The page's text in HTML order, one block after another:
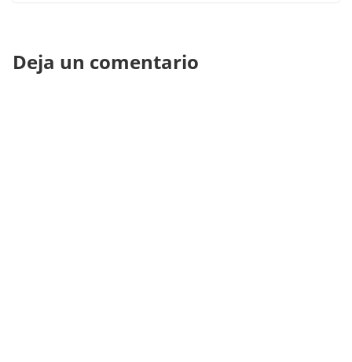
Deja un comentario